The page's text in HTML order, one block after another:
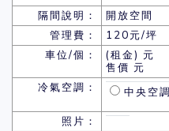
隔間說明：
開放空間
管理費：
120元/坪
車位/個：
(租金) 元
售價 元
冷氣空調：
中央空調
照片：